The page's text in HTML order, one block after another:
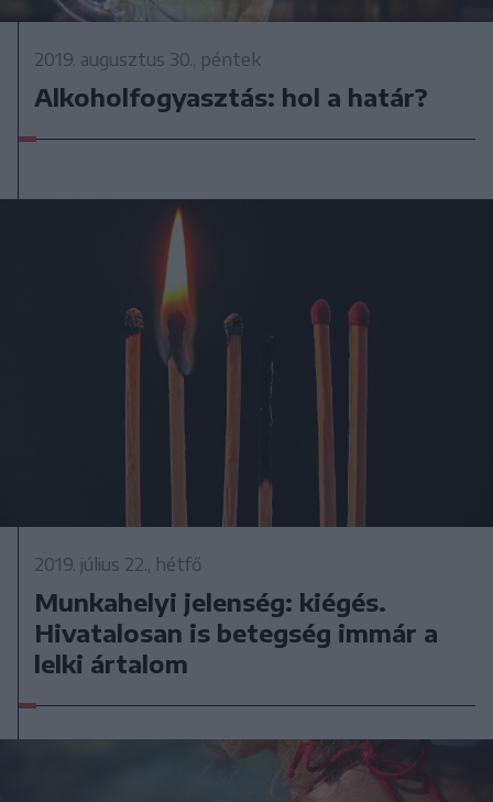
2019. augusztus 30., péntek
Alkoholfogyasztás: hol a határ?
2019. július 22., hétfő
Munkahelyi jelenség: kiégés.
Hivatalosan is betegség immár a
lelki ártalom